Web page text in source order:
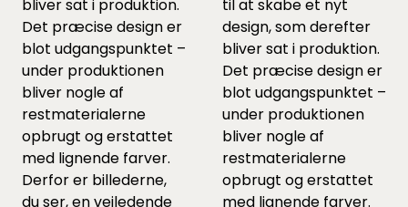
bliver sat i produktion.
Det præcise design er
blot udgangspunktet –
under produktionen
bliver nogle af
restmaterialerne
opbrugt og erstattet
med lignende farver.
Derfor er billederne,
du ser, en vejledende
til at skabe et nyt
design, som derefter
bliver sat i produktion.
Det præcise design er
blot udgangspunktet –
under produktionen
bliver nogle af
restmaterialerne
opbrugt og erstattet
med lignende farver.